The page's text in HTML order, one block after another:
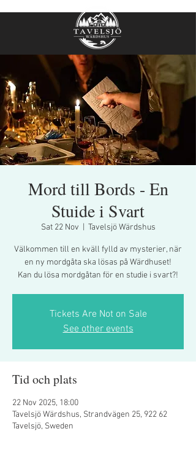
Mord till Bords - En
Stuide i Svart
Sat 22 Nov Tavelsjö Wärdshus
Välkommen till en kväll fylld av mysterier, när
en ny mordgåta ska lösas på Wärdhuset!
Kan du lösa mordgåtan för en studie i svart?!
Tickets Are Not on Sale
See other events
Tid och plats
22 Nov 2025, 18:00
Tavelsjö Wärdshus, Strandvägen 25, 922 62
Tavelsjö, Sweden